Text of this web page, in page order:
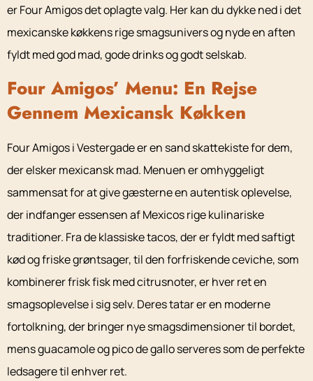
er Four Amigos det oplagte valg. Her kan du dykke ned i det
mexicanske køkkens rige smagsunivers og nyde en aften
fyldt med god mad, gode drinks og godt selskab.
Four Amigos’ Menu: En Rejse
Gennem Mexicansk Køkken
Four Amigos i Vestergade er en sand skattekiste for dem,
der elsker mexicansk mad. Menuen er omhyggeligt
sammensat for at give gæsterne en autentisk oplevelse,
der indfanger essensen af Mexicos rige kulinariske
traditioner. Fra de klassiske tacos, der er fyldt med saftigt
kød og friske grøntsager, til den forfriskende ceviche, som
kombinerer frisk fisk med citrusnoter, er hver ret en
smagsoplevelse i sig selv. Deres tatar er en moderne
fortolkning, der bringer nye smagsdimensioner til bordet,
mens guacamole og pico de gallo serveres som de perfekte
ledsagere til enhver ret.